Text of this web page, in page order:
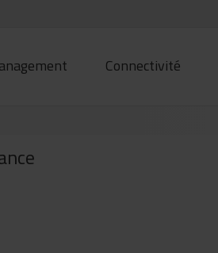
Connectivité